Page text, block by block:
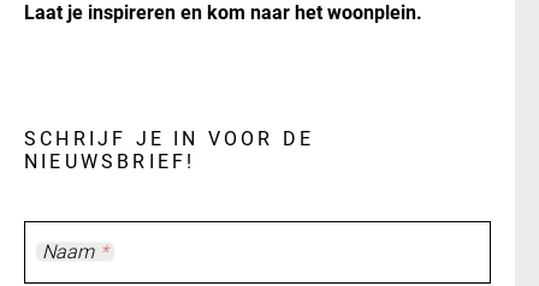
Laat je inspireren en kom naar het woonplein.
SCHRIJF JE IN VOOR DE
NIEUWSBRIEF!
Naam *